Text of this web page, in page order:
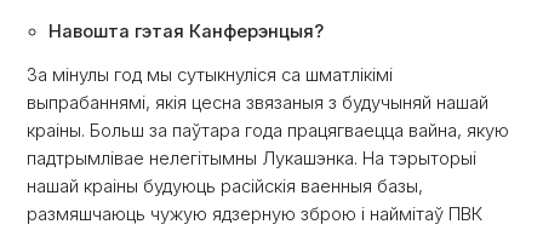
Навошта гэтая Канферэнцыя?
За мінулы год мы сутыкнуліся са шматлікімі
выпрабаннямі, якія цесна звязаныя з будучыняй нашай
краіны. Больш за паўтара года працягваецца вайна, якую
падтрымлівае нелегітымны Лукашэнка. На тэрыторыі
нашай краіны будуюць расійскія ваенныя базы,
размяшчаюць чужую ядзерную зброю і наймітаў ПВК